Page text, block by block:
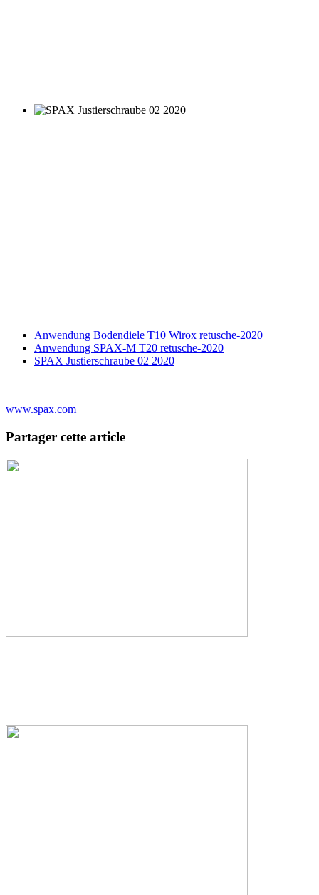
Anwendung Bodendiele T10 Wirox retusche-2020
Anwendung SPAX-M T20 retusche-2020
SPAX Justierschraube 02 2020
www.spax.com
Partager cette article